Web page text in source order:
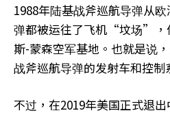
1988年陆基战斧巡航导弹从
弹都被运往了飞机“坟场”，
斯-蒙森空军基地。也就是说
战斧巡航导弹的发射车和控制
不过，在2019年美国正式退